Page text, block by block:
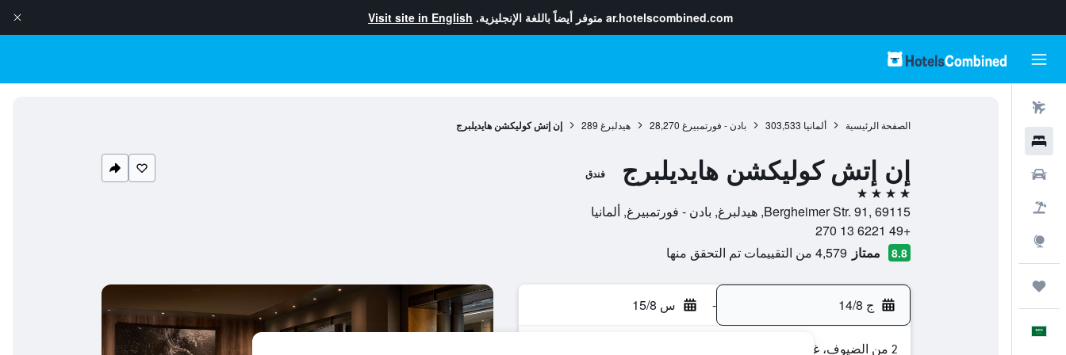
ar.hotelscombined.com متوفر أيضاً باللغة الإنجليزية. Visit site in English
الصفحة الرئيسية ألمانيا 303,533 بادن - فورتمبيرغ 28,270 هيدلبرغ 289 إن إتش كوليكشن هايديلبرج
إن إتش كوليكشن هايديلبرج فندق
4 نجوم
Bergheimer Str. 91, 69115, هيدلبرغ, بادن - فورتمبيرغ, ألمانيا
+49 6221 13 270
8.8 ممتاز 4,579 من التقييمات تم التحقق منها
ج 14/8 - س 15/8
2 من الضيوف، غرفة واحدة